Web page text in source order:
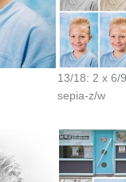
13/18: 2 x 6/
sepia-z/w